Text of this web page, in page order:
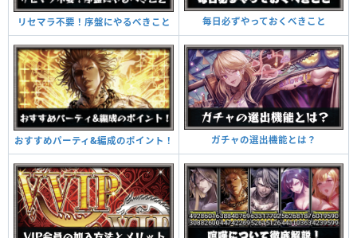
リセマラ不要！序盤にやるべきこと 毎日必ずやっておくべきこと
おすすめパーティ&編成のポイント！ ガチャの選出機能とは？